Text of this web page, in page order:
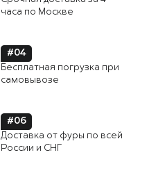
часа по Москве
#04
Бесплатная погрузка при
самовывозе
#06
Доставка от фуры по всей
России и СНГ